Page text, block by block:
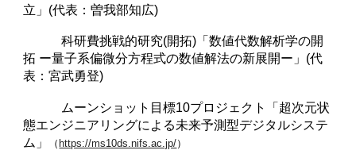
立」(代表：曽我部知広)
科研費挑戦的研究(開拓)「数値代数解析学の開
拓 ー量子系偏微分方程式の数値解法の新展開ー」(代
表：宮武勇登)
ムーンショット目標10プロジェクト「超次元状
態エンジニアリングによる未来予測型デジタルシステ
ム」
（ https://ms10ds.nifs.ac.jp/）